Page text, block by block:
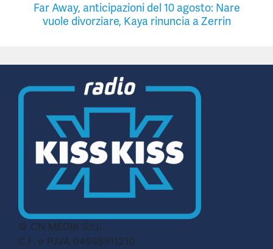
Far Away, anticipazioni del 10 agosto: Nare
vuole divorziare, Kaya rinuncia a Zerrin
© CN MEDIA S.r.l.
C.F. e P.IVA 04998911210